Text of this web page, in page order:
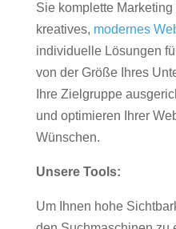
Sie komplette
kreatives, modernes
individuelle Lösungen
von der Größe Ihres
Ihre Zielgruppe
und optimieren Ihrer
Wünschen.
Unsere Tools:
Um Ihnen hohe